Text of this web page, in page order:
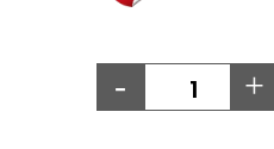
- +